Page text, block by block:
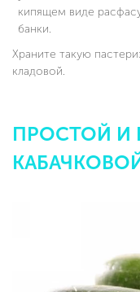
кипящем виде
банки.
Храните такую
кладовой.
ПРОСТОЙ И